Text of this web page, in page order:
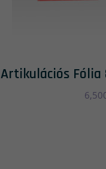
Artikulációs Fólia